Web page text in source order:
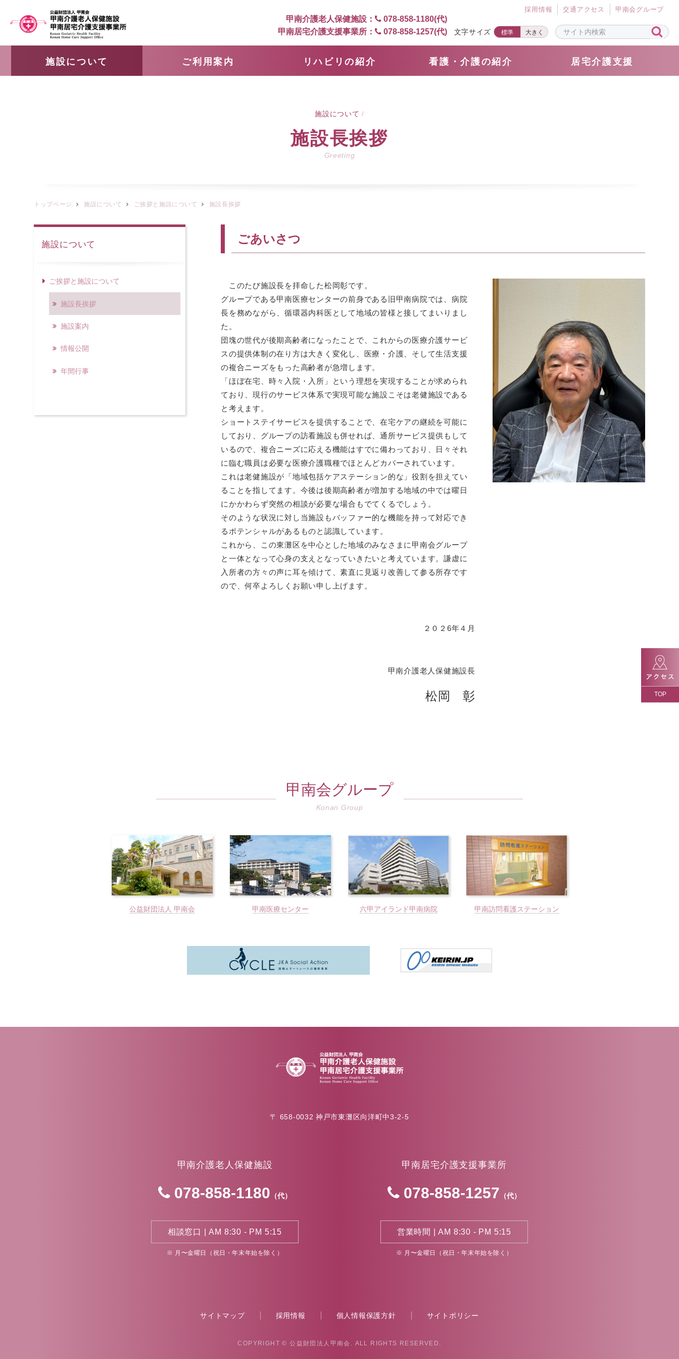
採⽤情報 交通アクセス 甲南会グループ
甲南介護老人保健施設： 078-858-1180(代)
甲南居宅介護支援事業所：
078-858-1257(代) 文字サイズ 標準 大きく
施設について ご利用案内 リハビリの紹介 看護・介護の紹介 居宅介護支援
TOP
施設について /
施設長挨拶
Greeting
トップページ 施設について ご挨拶と施設について 施設長挨拶
ごあいさつ
このたび施設長を拝命した松岡彰です。
グループである甲南医療センターの前身である旧甲南病院では、病院
長を務めながら、循環器内科医として地域の皆様と接してまいりまし
た。
団塊の世代が後期高齢者になったことで、これからの医療介護サービ
スの提供体制の在り方は大きく変化し、医療・介護、そして生活支援
の複合ニーズをもった高齢者が急増します。
「ほぼ在宅、時々入院・入所」という理想を実現することが求められ
ており、現行のサービス体系で実現可能な施設こそは老健施設である
と考えます。
ショートステイサービスを提供することで、在宅ケアの継続を可能に
しており、グループの訪看施設も併せれば、通所サービス提供もして
いるので、複合ニーズに応える機能はすでに備わっており、日々それ
に臨む職員は必要な医療介護職種でほとんどカバーされています。
これは老健施設が「地域包括ケアステーション的な」役割を担えてい
ることを指してます。今後は後期高齢者が増加する地域の中では曜日
にかかわらず突然の相談が必要な場合もでてくるでしょう。
そのような状況に対し当施設もバッファー的な機能を持って対応でき
るポテンシャルがあるものと認識しています。
これから、この東灘区を中心とした地域のみなさまに甲南会グループ
と一体となって心身の支えとなっていきたいと考えています。謙虚に
入所者の方々の声に耳を傾けて、素直に見返り改善して参る所存です
ので、何卒よろしくお願い申し上げます。
２０２6年４月
甲南介護老人保健施設長
松岡 彰
施設について
ご挨拶と施設について
施設長挨拶
施設案内
情報公開
年間行事
甲南会グループ
Konan Group
公益財団法人 甲南会 甲南医療センター 六甲アイランド甲南病院 甲南訪問看護ステーション
〒 658-0032神戸市東灘区向洋町中3-2-5
甲南介護老人保健施設
078-858-1180 （代）
相談窓口 | AM 8:30 - PM 5:15
※ 月〜金曜日（祝日・年末年始を除く）
甲南居宅介護支援事業所
078-858-1257 （代）
営業時間 | AM 8:30 - PM 5:15
※ 月〜金曜日（祝日・年末年始を除く）
サイトマップ 採用情報 個人情報保護方針 サイトポリシー
COPYRIGHT© 公益財団法人甲南会. ALL RIGHTS RESERVED.